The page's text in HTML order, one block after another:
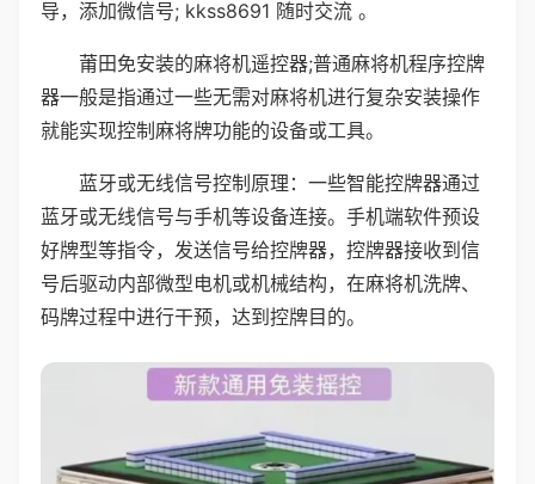
导，添加微信号; kkss8691 随时交流 。
莆田免安装的麻将机遥控器;普通麻将机程序控牌
器一般是指通过一些无需对麻将机进行复杂安装操作
就能实现控制麻将牌功能的设备或工具。
蓝牙或无线信号控制原理：一些智能控牌器通过
蓝牙或无线信号与手机等设备连接。手机端软件预设
好牌型等指令，发送信号给控牌器，控牌器接收到信
号后驱动内部微型电机或机械结构，在麻将机洗牌、
码牌过程中进行干预，达到控牌目的。